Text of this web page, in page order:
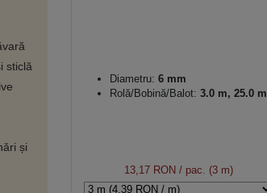
sticlă
și
Diametru: 6 mm
Rolă/Bobină/Balot: 3.0 m, 25.0 m
13,17 RON / pac. (3 m)